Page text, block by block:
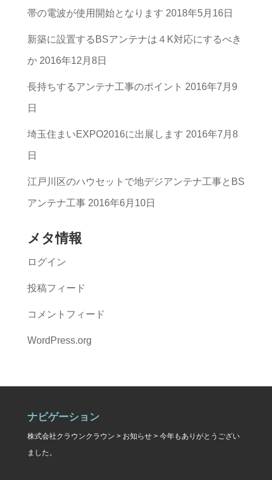
テ
ゴ
リ
ー
一
帯の電波が使用開始となります 2018年5月16日
新築に設置するBSアンテナは４K対応にするべき
か 2016年12月8日
長持ちするアンテナ工事のポイント 2016年7月9
日
埼玉住まいEXPO2016に出展します 2016年7月8
日
江戸川区のハウセットで地デジアンテナ工事とBS
アンテナ工事 2016年6月10日
メタ情報
ログイン
投稿フィード
コメントフィード
WordPress.org
ナビゲーション
株式会社クラウンクラウン > お知らせ> 今年もありがとうござい
ました。